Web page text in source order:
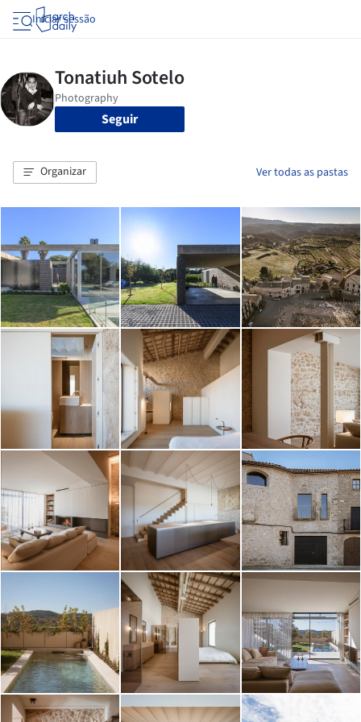
Iniciar sessão
Seguir
Organizar Ver todas as pastas